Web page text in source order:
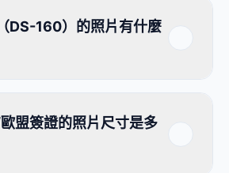
DS-160）的照片有什麼
盟簽證的照片尺寸是多